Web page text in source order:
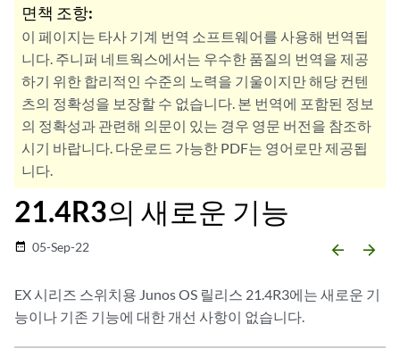
면책 조항:
이 페이지는 타사 기계 번역 소프트웨어를 사용해 번역됩
니다. 주니퍼 네트웍스에서는 우수한 품질의 번역을 제공
하기 위한 합리적인 수준의 노력을 기울이지만 해당 컨텐
츠의 정확성을 보장할 수 없습니다. 본 번역에 포함된 정보
의 정확성과 관련해 의문이 있는 경우 영문 버전을 참조하
시기 바랍니다. 다운로드 가능한 PDF는 영어로만 제공됩
니다.
21.4R3의 새로운 기능
date_range 05-Sep-22 arrow_backward arrow_forward
EX 시리즈 스위치용 Junos OS 릴리스 21.4R3에는 새로운 기
능이나 기존 기능에 대한 개선 사항이 없습니다.